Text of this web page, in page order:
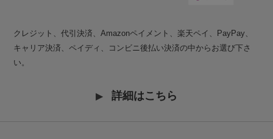
クレジット、代引決済、Amazonペイメント、楽天ペイ、PayPay、
キャリア決済、ペイディ、コンビニ後払い決済の中からお選び下さ
い。
詳細はこちら